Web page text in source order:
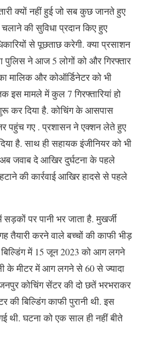
क्यों नहीं हुई जो सब कुछ जानते हुए
की सुविधा प्रदान किए हुए
से पूछताछ करेगी. क्या प्रसाशन
पुलिस ने आज 5 लोगों को और गिरफ्तार
मालिक और कोऑर्डिनेटर को भी
इस मामले में कुल 7 गिरफ्तारियां हो
कर दिया है. कोचिंग के आसपास
पहुंच गए . प्रशासन ने एक्शन लेते हुए
है. साथ ही सहायक इंजीनियर को भी
जवाब दे आखिर दुर्घटना के पहले
की कार्रवाई आखिर हादसे से पहले
पर पानी भर जाता है. मुखर्जी
तैयारी करने वाले बच्चों की काफी भीड़
में 15 जून 2023 को आग लगने
के मीटर में आग लगने से 60 से ज्यादा
कोचिंग सेंटर की दो छतें भरभराकर
की बिल्डिंग काफी पुरानी थी. इस
थी. घटना को एक साल ही नहीं बीते